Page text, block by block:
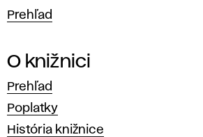
Prehľad
O knižnici
Prehľad
Poplatky
História knižnice